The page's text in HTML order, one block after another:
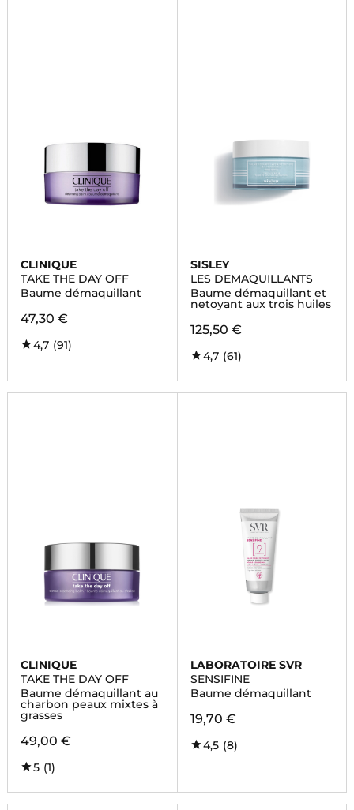
CLINIQUE
TAKE THE DAY OFF
Baume démaquillant
47,30 €
4,7 (91)
SISLEY
LES DEMAQUILLANTS
Baume démaquillant et
netoyant aux trois huiles
125,50 €
4,7 (61)
CLINIQUE
TAKE THE DAY OFF
Baume démaquillant au
charbon peaux mixtes à
grasses
49,00 €
5 (1)
LABORATOIRE SVR
SENSIFINE
Baume démaquillant
19,70 €
4,5 (8)